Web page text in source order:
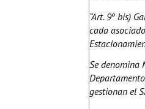
“Art. 9º bis)
cada
Se denomina
gestionan el